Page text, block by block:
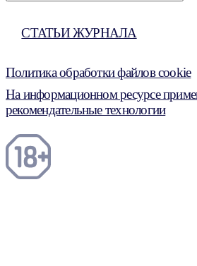
СТАТЬИ ЖУРНАЛА
Политика обработки файлов cookie
На информационном ресурсе
рекомендательные технологии